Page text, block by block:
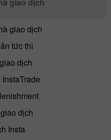
giao dịch
tức thì
dịch
dịch
Insta